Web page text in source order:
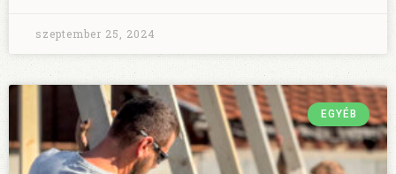
szeptember 25, 2024
EGYÉB